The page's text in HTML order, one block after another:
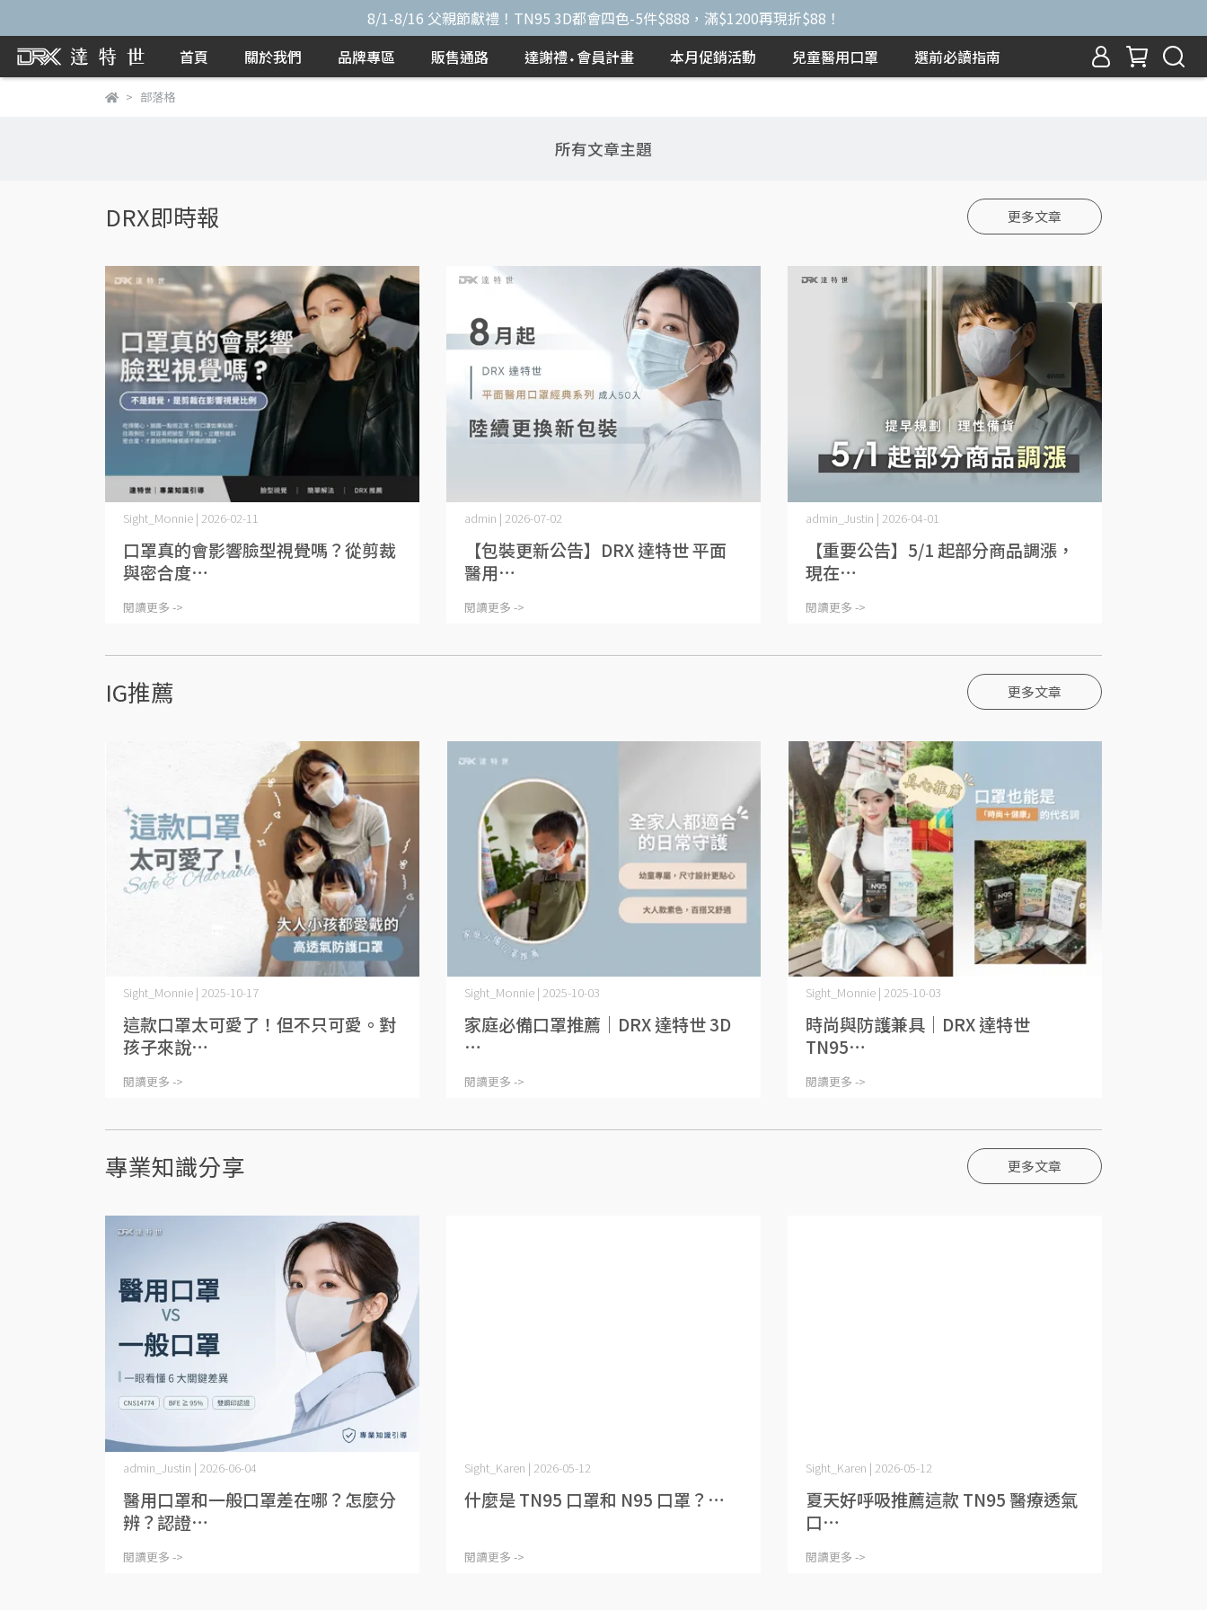
8/1-8/16 父親節獻禮！TN95 3D都會四色-5件$888，滿$1200再現折$88！
首頁
關於我們 品牌專區 販售通路 達謝禮⬩會員計畫 本月促銷活動 兒童醫用口罩 選前必讀指南
部落格
所有文章主題
DRX即時報 更多文章
Sight_Monnie | 2026-02-11
口罩真的會影響臉型視覺嗎？從剪裁
與密合度⋯
閱讀更多 ->
admin | 2026-07-02
【包裝更新公告】DRX 達特世 平面
醫用⋯
閱讀更多 ->
admin_Justin | 2026-04-01
【重要公告】5/1 起部分商品調漲，
現在⋯
閱讀更多 ->
IG推薦 更多文章
Sight_Monnie | 2025-10-17
這款口罩太可愛了！但不只可愛。對
孩子來說⋯
閱讀更多 ->
Sight_Monnie | 2025-10-03
家庭必備口罩推薦｜DRX 達特世 3D
⋯
閱讀更多 ->
Sight_Monnie | 2025-10-03
時尚與防護兼具｜DRX 達特世
TN95⋯
閱讀更多 ->
專業知識分享 更多文章
admin_Justin | 2026-06-04
醫用口罩和一般口罩差在哪？怎麼分
辨？認證⋯
閱讀更多 ->
Sight_Karen | 2026-05-12
什麼是 TN95 口罩和 N95 口罩？⋯
閱讀更多 ->
Sight_Karen | 2026-05-12
夏天好呼吸推薦這款 TN95 醫療透氣
口⋯
閱讀更多 ->